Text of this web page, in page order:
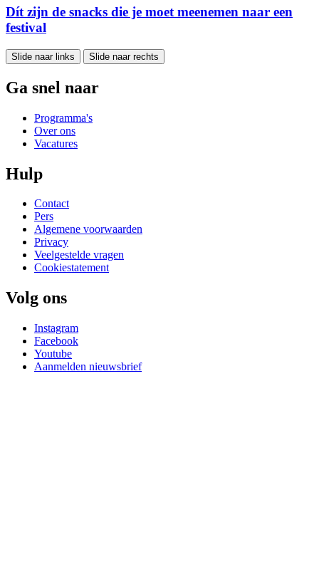
Dít zijn de snacks die je moet meenemen naar een
festival
Slide naar links Slide naar rechts
Ga snel naar
Programma's
Over ons
Vacatures
Hulp
Contact
Pers
Algemene voorwaarden
Privacy
Veelgestelde vragen
Cookiestatement
Volg ons
Instagram
Facebook
Youtube
Aanmelden nieuwsbrief